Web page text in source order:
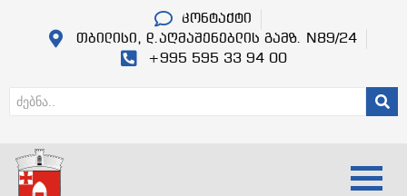
კონტაქტი
თბილისი, დ.აღმაშენებლის გამზ. N89/24
+995 595 33 94 00